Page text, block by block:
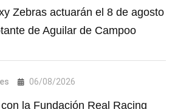
Zebras actuarán el 8 de agosto
de Aguilar de Campoo
06/08/2026
la Fundación Real Racing